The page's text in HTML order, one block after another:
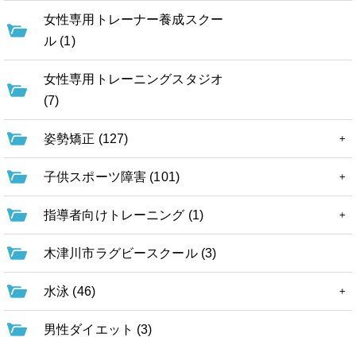
女性専用トレーナー養成スクー
ル (1)
女性専用トレーニングスタジオ
(7)
姿勢矯正 (127)
子供スポーツ障害 (101)
指導者向けトレーニング (1)
木津川市ラグビースクール (3)
水泳 (46)
男性ダイエット (3)